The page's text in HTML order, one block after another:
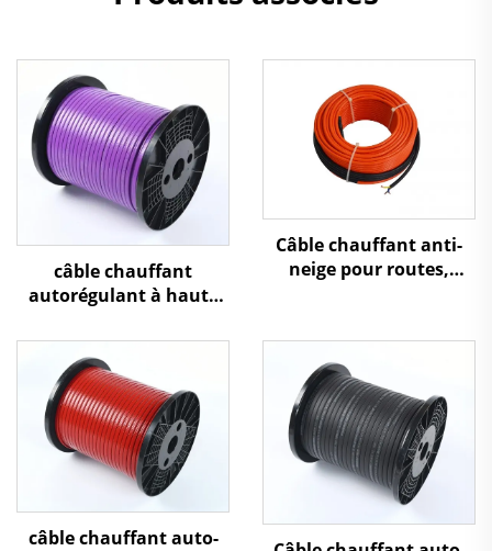
câble chauffant
autorégulant à haute
Câble chauffant anti-
neige pour routes,
câble chauffant auto-